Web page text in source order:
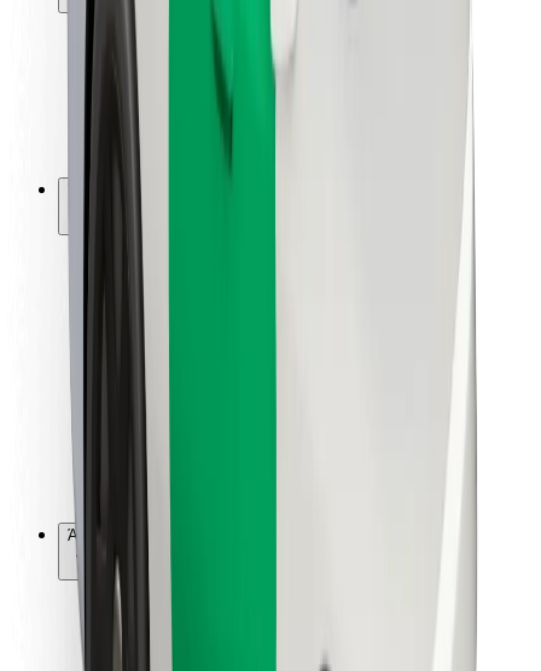
Τοποθεσίες
Λύσεις για την πόλη
Αεροδρόμια
Bolt Αποβάθρες Φόρτισης
Υποστήριξη
Για τους οδηγούς
Για μεταφορείς
Bolt Food
Για εστιατόρια
Bolt for Business
Άλλο
Προμηθευτές
Όροι & Προϋποθέσεις